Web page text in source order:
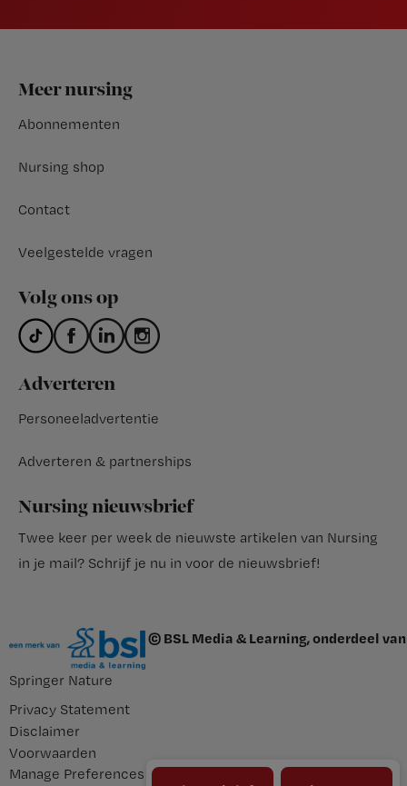
Footer
Meer nursing
Abonnementen
Nursing shop
Contact
Veelgestelde vragen
Volg ons op
Adverteren
Personeeladvertentie
Adverteren & partnerships
Nursing nieuwsbrief
Twee keer per week de nieuwste artikelen van Nursing
in je mail? Schrijf je nu in voor de nieuwsbrief!
© BSL Media & Learning, onderdeel van
Springer Nature
Privacy Statement
Disclaimer
Voorwaarden
Manage Preferences